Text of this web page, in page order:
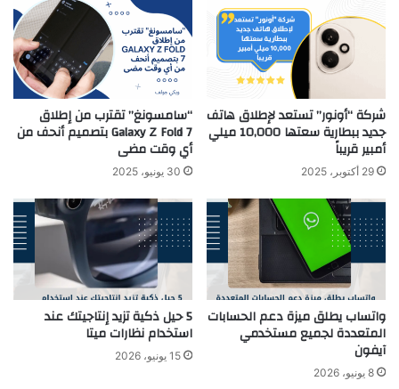
شركة “أونور” تستعد لإطلاق هاتف
جديد ببطارية سعتها 10,000 ميلي
أمبير قريباً
29 أكتوبر، 2025
“سامسونغ” تقترب من إطلاق
Galaxy Z Fold 7 بتصميم أنحف من
أي وقت مضى
30 يونيو، 2025
واتساب يطلق ميزة دعم الحسابات
المتعددة لجميع مستخدمي
آيفون
8 يونيو، 2026
5 حيل ذكية تزيد إنتاجيتك عند
استخدام نظارات ميتا
15 يونيو، 2026